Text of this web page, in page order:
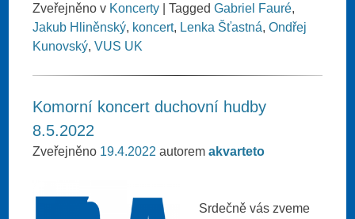
Zveřejněno v Koncerty |TaggedGabriel Fauré,
Jakub Hliněnský, koncert, Lenka Šťastná,Ondřej
Kunovský,VUS UK
Komorní koncert duchovní hudby
8.5.2022
Zveřejněno 19.4.2022 autoremakvarteto
Srdečně vás zveme